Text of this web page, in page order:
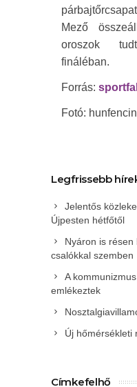
Mező
oroszok
fináléban.
Forrás:
Fotó:
Legfrissebb
Jelentős
Újpesten hétfőtől
Nyáron is résen
csalókkal szemben
A
emlékeztek
Új hőmérsékleti
Címkefelhő